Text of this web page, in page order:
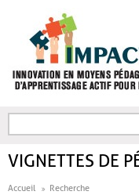
FORMULAIRE DE
VIGNETTES DE
Accueil Recherche